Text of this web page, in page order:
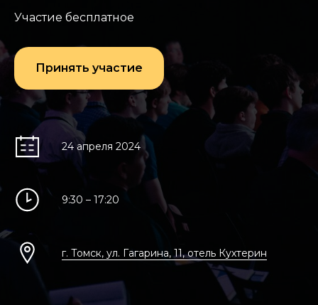
Участие бесплатное
Принять участие
24 апреля 2024
9:30 – 17:20
г. Томск, ул. Гагарина, 11, отель Кухтерин